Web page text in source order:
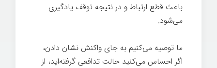
باعث قطع ارتباط و در نتیجه توقف یادگیری
می‌شود.
ما توصیه می‌کنیم به جای واکنش نشان دادن،
اگر احساس می‌کنید حالت تدافعی گرفته‌اید، از